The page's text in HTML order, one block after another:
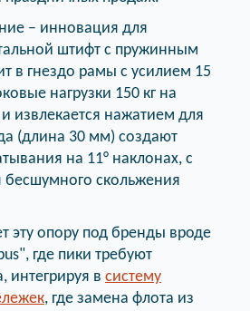
– инновация для
штифт с пружинным
в гнездо рамы с усилием 15
нагрузки 150 кг на
извлекается нажатием для
(длина 30 мм) создают
на 11° наклонах, с
бесшумного скольжения
эту опору под бренды вроде
где пики требуют
интегрируя в систему
, где замена флота из